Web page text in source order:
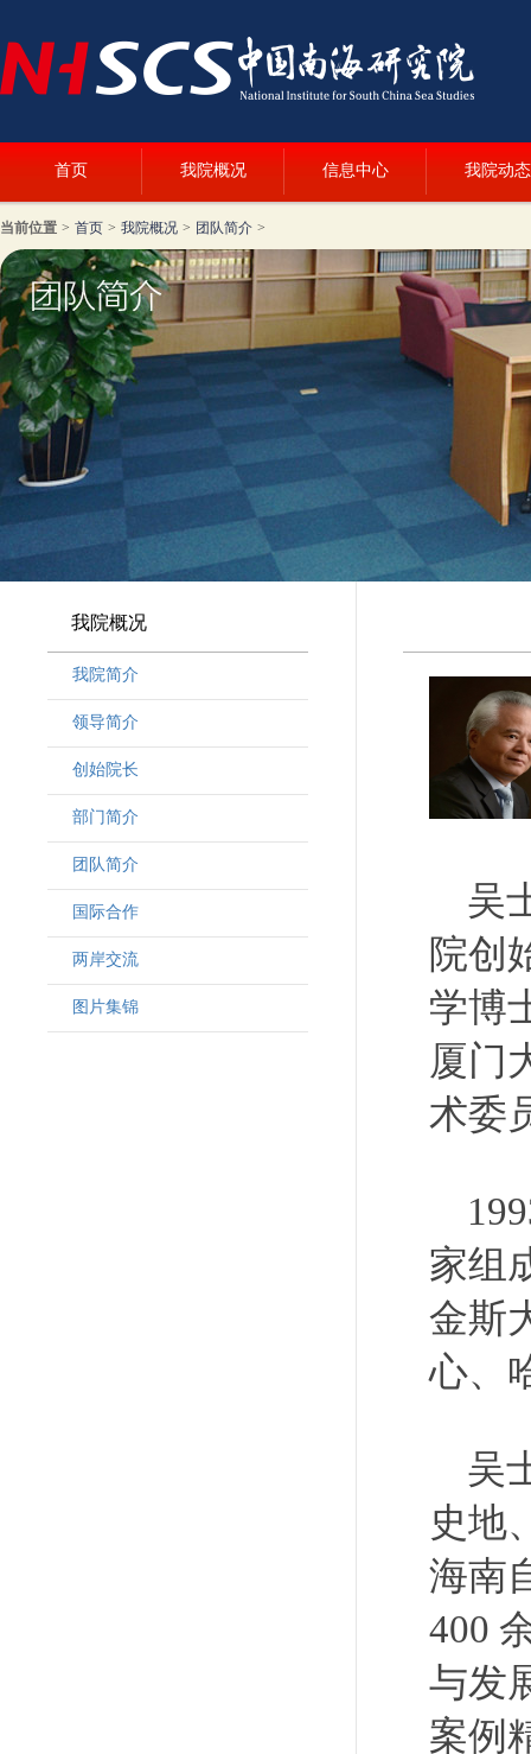
首页 我院概况 信息中心 我院动态
当前位置 > 首页 > 我院概况 > 团队简介 >
我院概况
我院简介
领导简介
· 韩晶磊副院长
· 周勇副院长
· 林勇新副院长
创始院长
部门简介
团队简介
· 客座教授
· 访问学者
国际合作
两岸交流
图片集锦
吴
院创
学博
厦门
术委
家组
金斯
心、
吴
史地
海南
400
与发
案例